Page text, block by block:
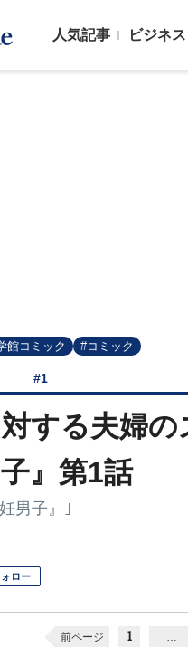
人気記事 ビジネス
館コミック #コミック
#1
対する夫婦
子』第1話
男子』｣
ロー
前ページ 1 …